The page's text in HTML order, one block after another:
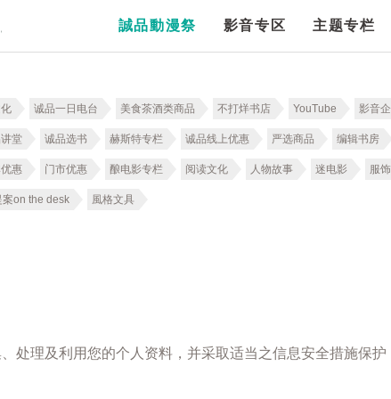
誠品動漫祭 影音专区 主题专栏
诚品一日电台 美食茶酒类商品 不打烊书店 YouTube 影音
堂 诚品选书 赫斯特专栏 诚品线上优惠 严选商品 编辑书房
惠 门市优惠 酿电影专栏 阅读文化 人物故事 迷电影 服
案on the desk 風格文具
、处理及利用您的个人资料，并采取适当之信息安全措施保